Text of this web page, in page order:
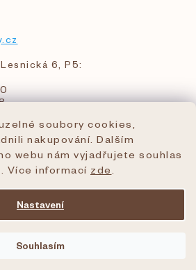
soubory cookies,
nakupování. Dalším
webu nám vyjadřujete souhlas
Více informací zde
Nastavení
Souhlasím
6, P5:
creammy.cz